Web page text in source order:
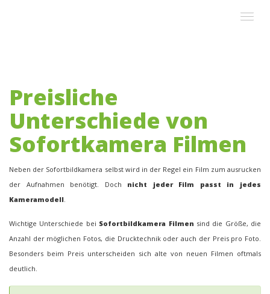
Toggle
Preisliche
Unterschiede von
Sofortkamera Filmen
Neben der Sofortbildkamera selbst wird in der Regel ein Film zum ausrucken
der Aufnahmen benötigt. Doch nicht jeder Film passt in jedes
Kameramodell.
Wichtige Unterschiede bei Sofortbildkamera Filmen sind die Größe, die
Anzahl der möglichen Fotos, die Drucktechnik oder auch der Preis pro Foto.
Besonders beim Preis unterscheiden sich alte von neuen Filmen oftmals
deutlich.